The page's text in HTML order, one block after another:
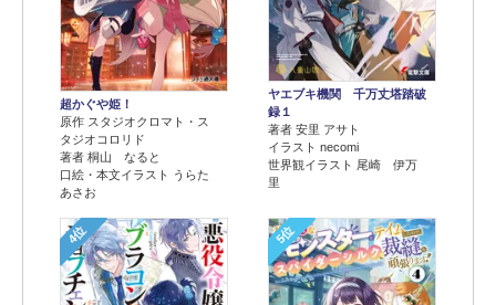
超かぐや姫！
原作 スタジオクロマト・ス
タジオコロリド
著者 桐山 なると
口絵・本文イラスト うらた
あさお
ヤエブキ機関 千万丈塔踏破
録１
著者 安里 アサト
イラスト necomi
世界観イラスト 尾崎 伊万
里
4位 5位